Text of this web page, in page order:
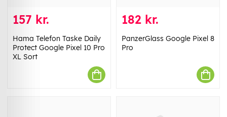
157 kr.
Hama Telefon Taske Daily
Protect Google Pixel 10 Pro
XL Sort
182 kr.
PanzerGlass Google Pixel 8
Pro